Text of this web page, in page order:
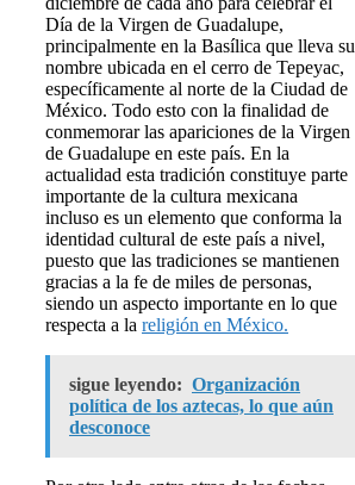
Día de la Virgen de Guadalupe,
principalmente en la Basílica que lleva su
nombre ubicada en el cerro de Tepeyac,
específicamente al norte de la Ciudad de
México. Todo esto con la finalidad de
conmemorar las apariciones de la Virgen
de Guadalupe en este país. En la
actualidad esta tradición constituye parte
importante de la cultura mexicana
incluso es un elemento que conforma la
identidad cultural de este país a nivel,
puesto que las tradiciones se mantienen
gracias a la fe de miles de personas,
siendo un aspecto importante en lo que
respecta a la religión en México.
sigue leyendo: Organización
política de los aztecas, lo que aún
desconoce